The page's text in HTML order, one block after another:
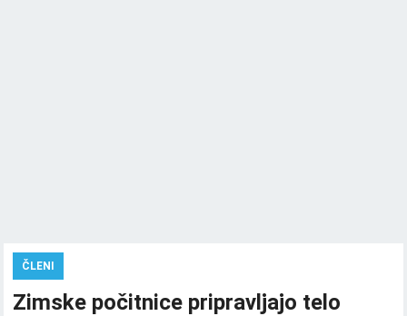
ČLENI
Zimske počitnice pripravljajo telo